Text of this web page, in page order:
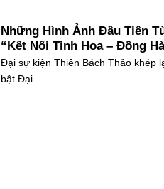
Những Hình Ảnh Đầu Tiên
“Kết Nối Tinh Hoa – Đồng
Đại sự kiện Thiên Bách Thảo khép
bật Đại...